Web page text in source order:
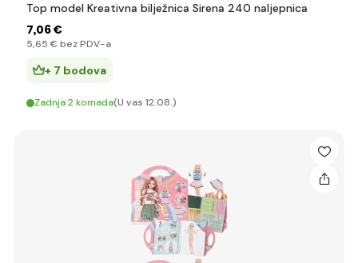
Top model Kreativna bilježnica Sirena 240 naljepnica
7,06 €
5,65 € bez PDV-a
+ 7 bodova
Zadnja 2 komada(U vas 12.08.)